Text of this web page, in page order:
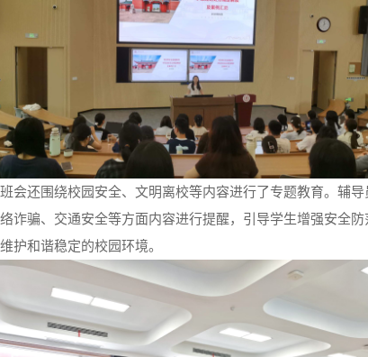
会还围绕校园安全、文明离校等内容进行了专题教育。辅导
诈骗、交通安全等方面内容进行提醒，引导学生增强安全
护和谐稳定的校园环境。